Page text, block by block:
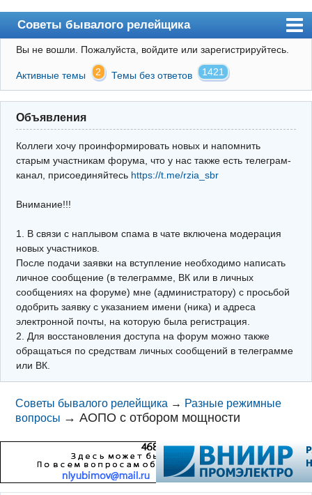
Советы бывалого релейщика
Форум
Правила
Поиск
Регистрация
Архив
Почта
Поиск релейщика
Видео РЗиА
Фотохостинг
Телеграм
Вы не вошли. Пожалуйста, войдите или зарегистрируйтесь.
Активные темы 2 Темы без ответов 1421
Объявления
Коллеги хочу проинформировать новых и напомнить
старым участникам форума, что у нас также есть телеграм-
канал, присоединяйтесь https://t.me/rzia_sbr
Внимание!!!
1. В связи с наплывом спама в чате включена модерация
новых участников.
После подачи заявки на вступление необходимо написать
личное сообщение (в телеграмме, ВК или в личных
сообщениях на форуме) мне (администратору) с просьбой
одобрить заявку с указанием имени (ника) и адреса
электронной почты, на которую была регистрация.
2. Для восстановления доступа на форум можно также
обращаться по средствам личных сообщений в телеграмме
или ВК.
Советы бывалого релейщика → Разные режимные
вопросы →АОПО с отбором мощности